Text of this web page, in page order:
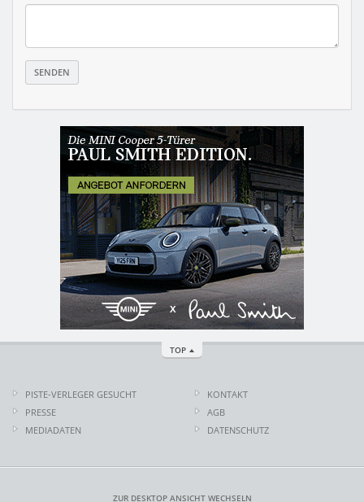
TOP
PISTE-VERLEGER GESUCHT
PRESSE
MEDIADATEN
KONTAKT
AGB
DATENSCHUTZ
ZUR DESKTOP ANSICHT WECHSELN